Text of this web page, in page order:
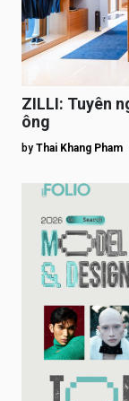
ZILLI: Tuyên
ông
by Thai Khang Pham